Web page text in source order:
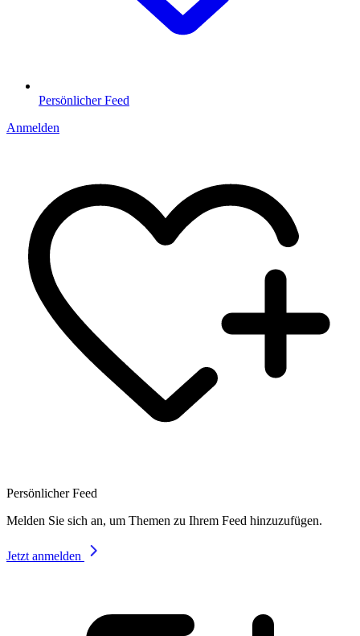
Persönlicher Feed
Anmelden
Persönlicher Feed
Melden Sie sich an, um Themen zu Ihrem Feed hinzuzufügen.
Jetzt anmelden